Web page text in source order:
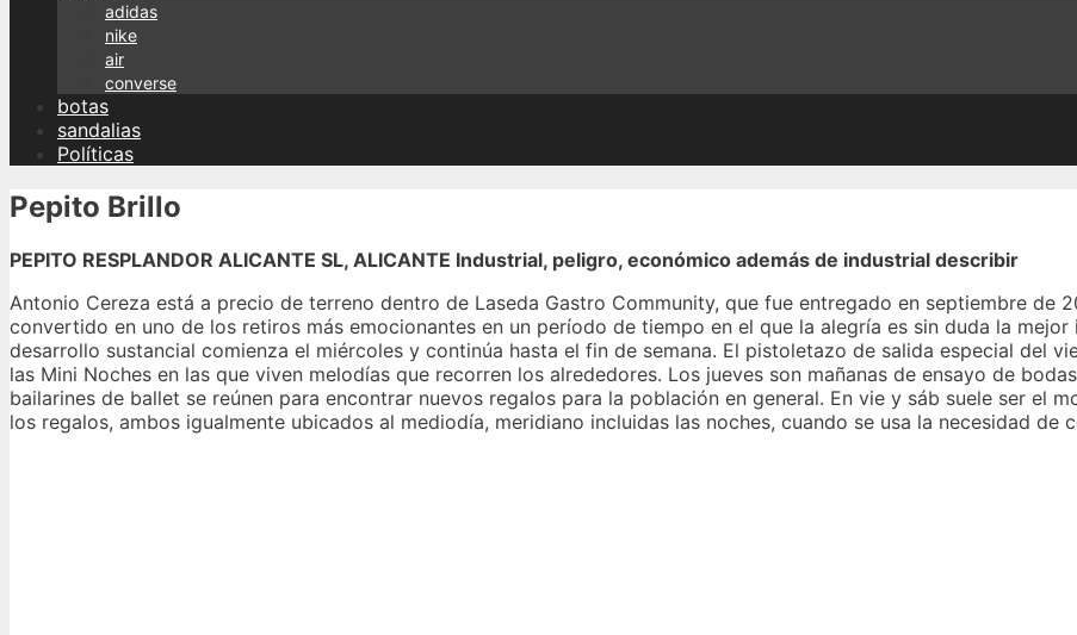
adidas
nike
air
converse
botas
sandalias
Políticas
Pepito Brillo
PEPITO RESPLANDOR ALICANTE SL, ALICANTE Industrial, peligro, económico además de industrial describir
Antonio Cereza está a precio de terreno dentro de Laseda Gastro Community, que fue entregado en septiembre de
convertido en uno de los retiros más emocionantes en un período de tiempo en el que la alegría es sin duda la mejor
desarrollo sustancial comienza el miércoles y continúa hasta el fin de semana. El pistoletazo de salida especial del
las Mini Noches en las que viven melodías que recorren los alrededores. Los jueves son mañanas de ensayo de
bailarines de ballet se reúnen para encontrar nuevos regalos para la población en general. En vie y sáb suele ser el
los regalos, ambos igualmente ubicados al mediodía, meridiano incluidas las noches, cuando se usa la necesidad de